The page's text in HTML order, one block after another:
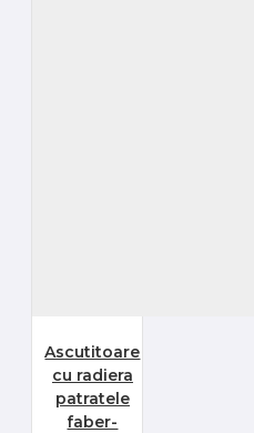
Ascutitoare
cu radiera
patratele
faber-